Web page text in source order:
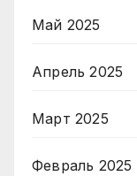
Май 2025
Апрель 2025
Март 2025
Февраль 2025